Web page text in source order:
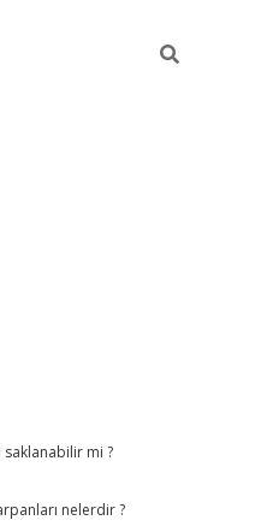
mi ?
nelerdir ?